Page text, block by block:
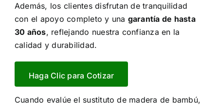
Además, los clientes disfrutan de tranquilidad
con el apoyo completo y una garantía de hasta
30 años, reflejando nuestra confianza en la
calidad y durabilidad.
Haga Clic para Cotizar
Cuando evalúe el sustituto de madera de bambú,